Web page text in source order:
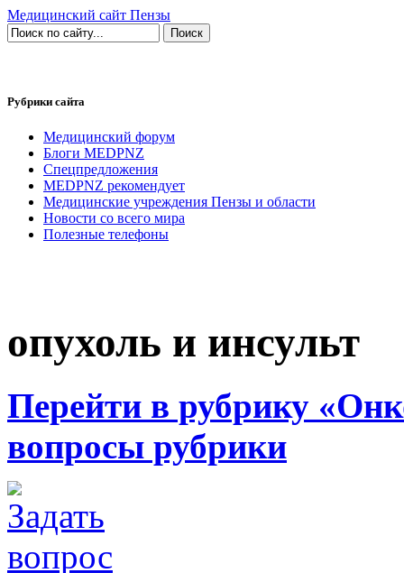
Медицинский сайт Пензы
Рубрики сайта
Медицинский форум
Блоги MEDPNZ
Спецпредложения
MEDPNZ рекомендует
Медицинские учреждения Пензы и области
Новости со всего мира
Полезные телефоны
опухоль и инсульт
Перейти в рубрику
вопросы рубрики